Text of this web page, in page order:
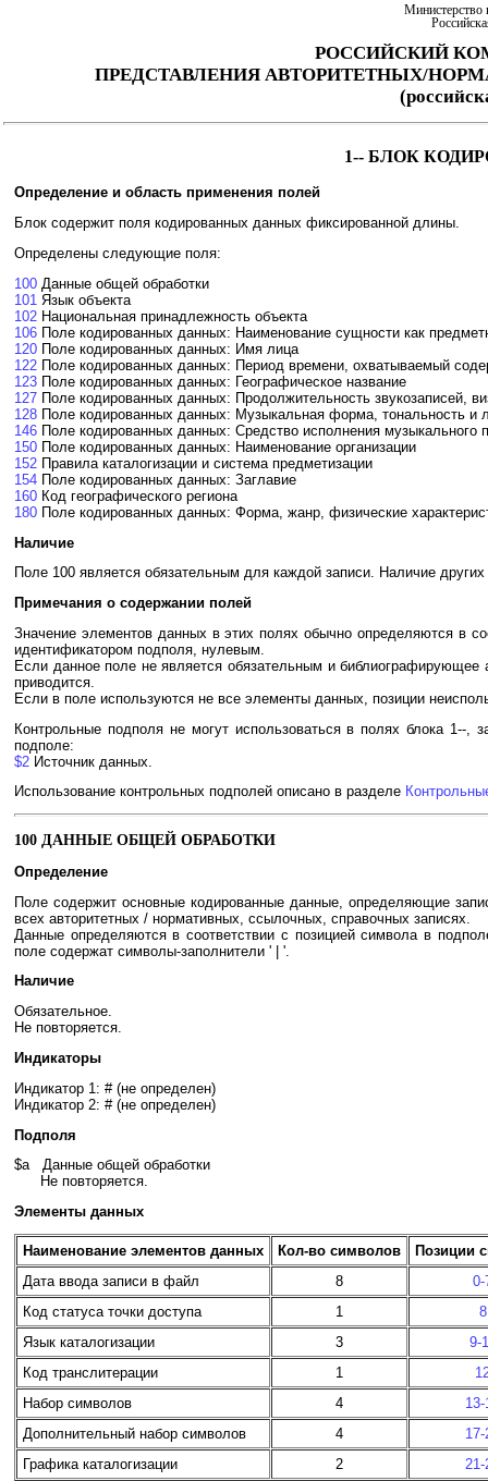
Министерство
РОССИЙСКИЙ
ПРЕДСТАВЛЕНИЯ АВТОРИТЕТНЫХ/
1-- БЛОК
Определение и область применения полей
Блок содержит поля кодированных данных фиксированной длины.
Определены следующие поля:
100 Данные общей обработки
101 Язык объекта
102 Национальная принадлежность объекта
106 Поле кодированных данных: Наименование сущности как
120 Поле кодированных данных: Имя лица
122 Поле кодированных данных: Период времени, охватываемый
123 Поле кодированных данных: Географическое название
127 Поле кодированных данных: Продолжительность звукозаписей,
128 Поле кодированных данных: Музыкальная форма, тональность и
146 Поле кодированных данных: Cредство исполнения музыкального
150 Поле кодированных данных: Наименование организации
152 Правила каталогизации и система предметизации
154 Поле кодированных данных: Заглавие
160 Код географического региона
180 Поле кодированных данных: Форма, жанр, физические
Наличие
Поле 100 является обязательным для каждой записи. Наличие
Примечания о содержании полей
Значение элементов данных в этих полях обычно определяются в
идентификатором подполя, нулевым.
Если данное поле не является обязательным и библиографирующее
приводится.
Если в поле используются не все элементы данных, позиции
Контрольные подполя не могут использоваться в полях блока 1--
подполе:
$2 Источник данных.
Использование контрольных подполей описано в разделе
100 ДАННЫЕ ОБЩЕЙ ОБРАБОТКИ
Определение
Поле содержит основные кодированные данные, определяющие
всех авторитетных / нормативных, ссылочных, справочных записях.
Данные определяются в соответствии с позицией символа в
поле содержат символы-заполнители ' | '.
Наличие
Обязательное.
Не повторяется.
Индикаторы
Индикатор 1: # (не определен)
Индикатор 2: # (не определен)
Подполя
$a Данные общей обработки
Не повторяется.
Элементы данных
Наименование элементов данных Кол-во символов
Позиции
Дата ввода записи в файл
8
0-
Код статуса точки доступа
1
8
Язык каталогизации
3
9-
Код транслитерации
1
Набор символов
4
13-
Дополнительный набор символов
4
17-
Графика каталогизации
2 21-